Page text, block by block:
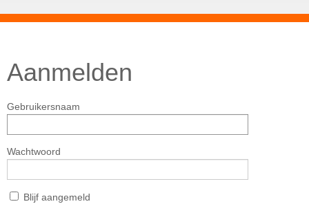
Aanmelden
Gebruikersnaam
Wachtwoord
Blijf aangemeld